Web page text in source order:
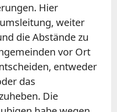
Hier
weiter
die Abstände zu
vor Ort
entweder
das
Die